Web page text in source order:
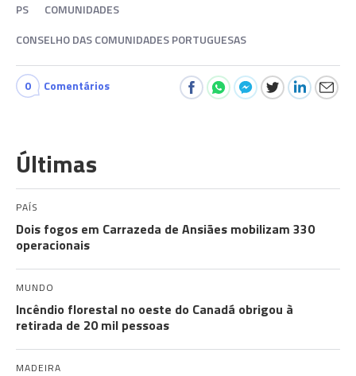
PS
COMUNIDADES
CONSELHO DAS COMUNIDADES PORTUGUESAS
0 Comentários
Últimas
PAÍS
Dois fogos em Carrazeda de Ansiães mobilizam 330
operacionais
MUNDO
Incêndio florestal no oeste do Canadá obrigou à
retirada de 20 mil pessoas
MADEIRA